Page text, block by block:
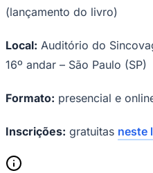
(lançamento do livro)
Local: Auditório do
16º andar – São Paulo (SP)
Formato: presencial e
Inscrições: gratuitas neste